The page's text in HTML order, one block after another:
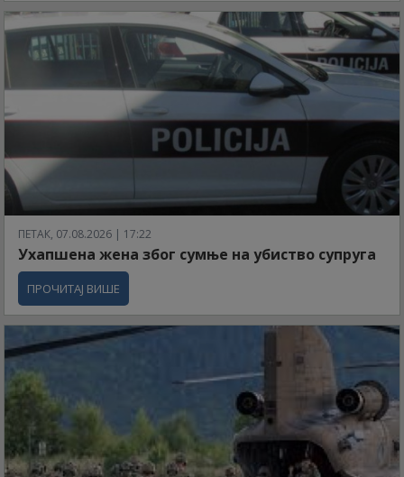
ПЕТАК, 07.08.2026 | 17:22
Ухапшена жена због сумње на убиство супруга
ПРОЧИТАЈ ВИШЕ